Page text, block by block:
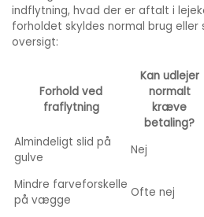
indflytning, hvad der er aftalt i
forholdet skyldes normal brug eller
oversigt:
Forhold ved
fraflytning
Kan udlejer
normalt
kræve
betaling?
Almindeligt slid på
gulve
Nej
Mindre farveforskelle
på vægge
Ofte nej